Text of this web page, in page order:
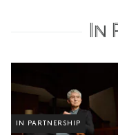
In
IN PARTNERSHIP